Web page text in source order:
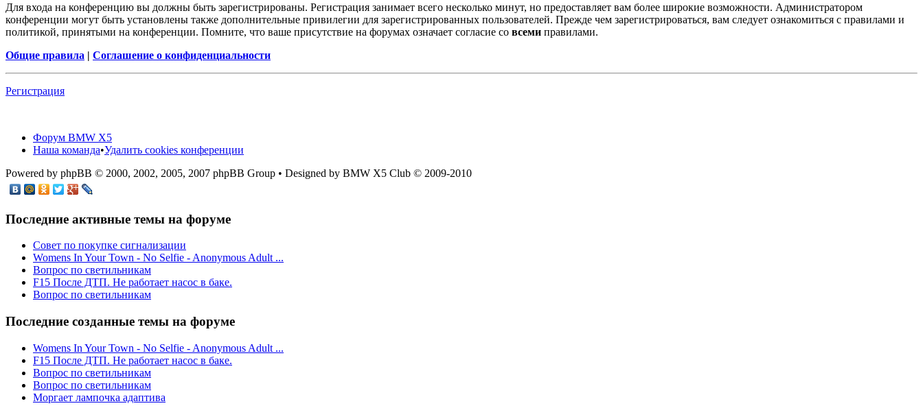
Для входа на конференцию вы должны быть зарегистрированы. Регистрация занимает всего несколько минут, но предоставляет вам более широкие возможности. Администратором
конференции могут быть установлены также дополнительные привилегии для зарегистрированных пользователей. Прежде чем зарегистрироваться, вам следует ознакомиться с правилами и
политикой, принятыми на конференции. Помните, что ваше присутствие на форумах означает согласие со всеми правилами.
Общие правила | Соглашение о конфиденциальности
Регистрация
Форум BMW X5
Наша команда•Удалить cookies конференции
Powered by phpBB © 2000, 2002, 2005, 2007 phpBB Group • Designed by BMW X5 Club © 2009-2010
Последние активные темы на форуме
Cовет по покупке сигнализации
Womens In Your Town - No Selfie - Anonymous Adult ...
Вопрос по светильникам
F15 После ДТП. Не работает насос в баке.
Вопрос по светильникам
Последние созданные темы на форуме
Womens In Your Town - No Selfie - Anonymous Adult ...
F15 После ДТП. Не работает насос в баке.
Вопрос по светильникам
Вопрос по светильникам
Моргает лампочка адаптива